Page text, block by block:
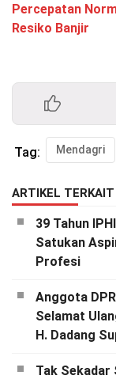
Percepatan
Resiko Banjir
Tag: Mendagri
ARTIKEL TERKAIT
39 Tahun
Satukan
Profesi
Anggota
Selamat
H. Dadang
Tak Sekadar